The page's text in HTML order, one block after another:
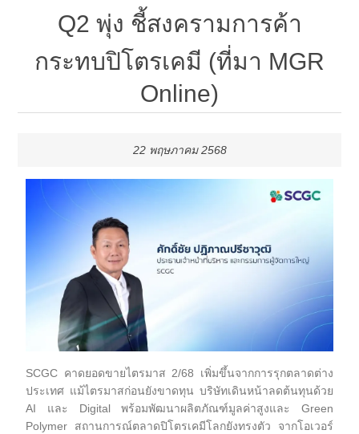
Q2 พุ่ง ชี้สงครามการค้า
กระทบปิโตรเคมี (ที่มา MGR
Online)
22 พฤษภาคม 2568
SCGC คาดยอดขายไตรมาส 2/68 เพิ่มขึ้นจากการรุกตลาดต่าง
ประเทศ แม้ไตรมาสก่อนยังขาดทุน บริษัทเดินหน้าลดต้นทุนด้วย
AI และ Digital พร้อมพัฒนาผลิตภัณฑ์มูลค่าสูงและ Green
Polymer สถานการณ์ตลาดปิโตรเคมีโลกยังทรงตัว จากโอเวอร์